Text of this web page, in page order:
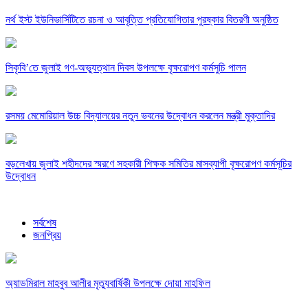
নর্থ ইস্ট ইউনিভার্সিটিতে রচনা ও আবৃত্তি প্রতিযোগিতার পুরষ্কার বিতরণী অনুষ্ঠিত
সিকৃবি’তে জুলাই গণ-অভ্যুত্থান দিবস উপলক্ষে বৃক্ষরোপণ কর্মসুচি পালন
রসময় মেমোরিয়াল উচ্চ বিদ্যালয়ের নতুন ভবনের উদ্বোধন করলেন মন্ত্রী মুক্তাদির
বড়লেখায় জুলাই শহীদদের স্মরণে সহকারী শিক্ষক সমিতির মাসব্যাপী বৃক্ষরোপণ কর্মসূচির
উদ্বোধন
সর্বশেষ
জনপ্রিয়
অ্যাডমিরাল মাহবুব আলীর মৃত্যুবার্ষিকী উপলক্ষে দোয়া মাহফিল